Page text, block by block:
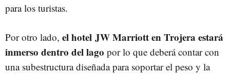
para los turistas.
Por otro lado, el hotel JW Marriott en Trojera estará
inmerso dentro del lago por lo que deberá contar con
una subestructura diseñada para soportar el peso y la